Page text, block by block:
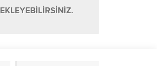
EKLEYEBİLİRSİNİZ.